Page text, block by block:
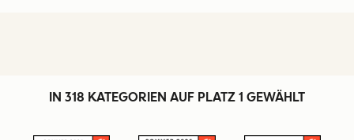
IN 318 KATEGORIEN AUF PLATZ 1 GEWÄHLT